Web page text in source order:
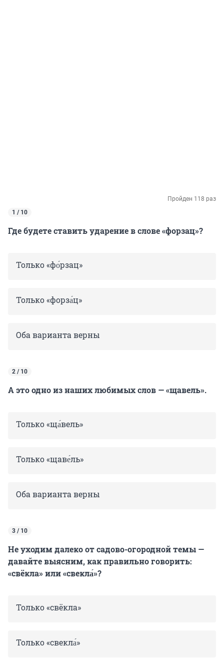
Пройден 118 раз
1 / 10
Где будете ставить ударение в слове «форзац»?
Только «фо́рзац»
Только «форза́ц»
Оба варианта верны
2 / 10
А это одно из наших любимых слов — «щавель».
Только «ща́вель»
Только «щаве́ль»
Оба варианта верны
3 / 10
Не уходим далеко от садово-огородной темы —
давайте выясним, как правильно говорить:
«свёкла» или «свекла́»?
Только «свёкла»
Только «свекла́»